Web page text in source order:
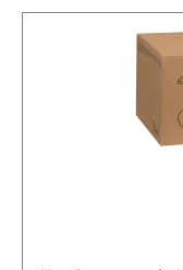
Untersetzer:
Schachtel: 119 x